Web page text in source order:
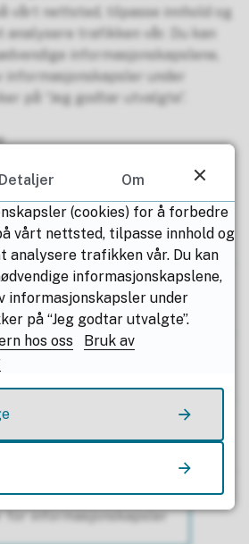
vårt nettsted, tilpasse innhold og
analysere trafikken vår. Du kan
informasjonskapslene,
under
på “Jeg godtar utvalgte”.
for informasjonskapsler
Detaljer
Om
(cookies) for å forbedre
vårt nettsted, tilpasse innhold og
analysere trafikken vår. Du kan
informasjonskapslene,
informasjonskapsler under
på “Jeg godtar utvalgte”.
hos oss
Bruk av